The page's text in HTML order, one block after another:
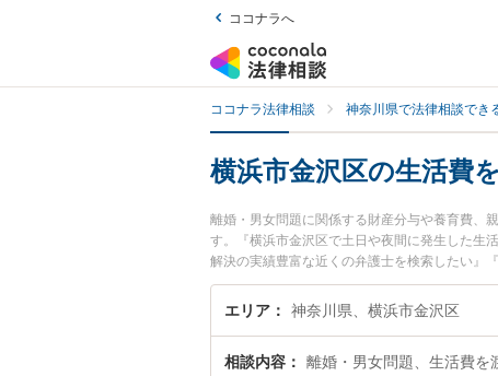
ココナラへ
ココナラ法律相談 神奈川県で法律相談でき
横浜市金沢区の生活費
離婚・男女問題に関係する財産分与や養育費、
す。『横浜市金沢区で土日や夜間に発生した生
解決の実績豊富な近くの弁護士を検索したい』
の相談者さんにおすすめです。
エリア 神奈川県、横浜市金沢区
相談内容 離婚・男女問題、生活費を